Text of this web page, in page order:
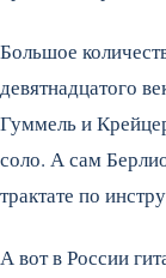
Большое
девятнадцатого
Гуммель и
соло. А сам
трактате по
А вот в России